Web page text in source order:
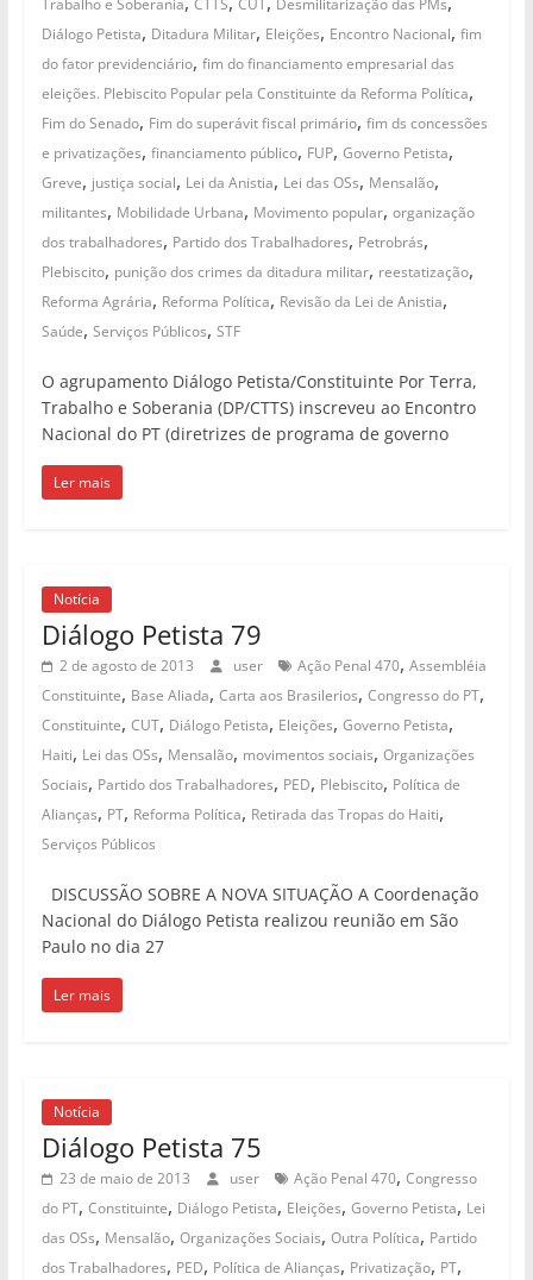
Diálogo Petista, Ditadura Militar, Eleições, Encontro Nacional, fim
do fator previdenciário, fim do financiamento empresarial das
eleições. Plebiscito Popular pela Constituinte da Reforma Política,
Fim do Senado, Fim do superávit fiscal primário, fim ds concessões
e privatizações, financiamento público, FUP, Governo Petista,
Greve, justiça social, Lei da Anistia, Lei das OSs, Mensalão,
militantes, Mobilidade Urbana, Movimento popular, organização
dos trabalhadores, Partido dos Trabalhadores, Petrobrás,
Plebiscito, punição dos crimes da ditadura militar, reestatização,
Reforma Agrária, Reforma Política, Revisão da Lei de Anistia,
Saúde, Serviços Públicos, STF
O agrupamento Diálogo Petista/Constituinte Por Terra,
Trabalho e Soberania (DP/CTTS) inscreveu ao Encontro
Nacional do PT (diretrizes de programa de governo
Ler mais
Notícia
Diálogo Petista 79
2 de agosto de 2013 user Ação Penal 470, Assembléia
Constituinte, Base Aliada, Carta aos Brasilerios, Congresso do PT,
Constituinte, CUT, Diálogo Petista, Eleições, Governo Petista,
Haiti, Lei das OSs, Mensalão, movimentos sociais, Organizações
Sociais, Partido dos Trabalhadores, PED, Plebiscito, Política de
Alianças, PT, Reforma Política, Retirada das Tropas do Haiti,
Serviços Públicos
DISCUSSÃO SOBRE A NOVA SITUAÇÃO A Coordenação
Nacional do Diálogo Petista realizou reunião em São
Paulo no dia 27
Ler mais
Notícia
Diálogo Petista 75
23 de maio de 2013 user Ação Penal 470, Congresso
do PT, Constituinte, Diálogo Petista, Eleições, Governo Petista, Lei
das OSs, Mensalão, Organizações Sociais, Outra Política, Partido
dos Trabalhadores, PED, Política de Alianças, Privatização, PT,